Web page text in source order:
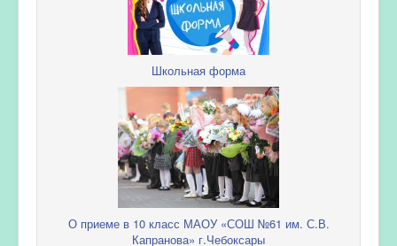
Школьная форма
О приеме в 10 класс МАОУ «СОШ №61 им. С.В.
Капранова» г.Чебоксары